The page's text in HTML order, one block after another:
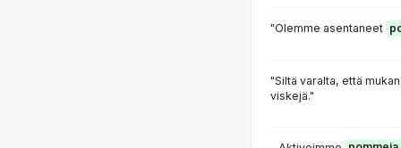
"Olemme asentaneet
"Siltä varalta, että
viskejä."